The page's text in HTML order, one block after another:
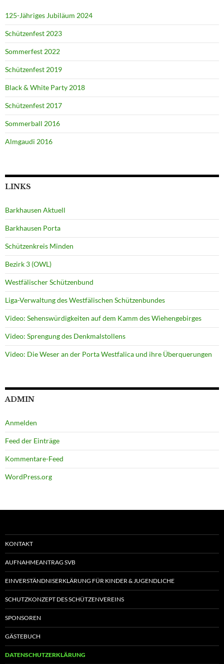
125-Jähriges Jubiläum 2024
Schützenfest 2023
Sommerfest 2022
Schützenfest 2019
Black & White Party 2018
Schützenfest 2017
Sommerball 2016
Almgaudi 2016
LINKS
Barkhausen Aktuell
Barkhausen Porta
Schützenkreis Minden
Bezirk 3 (OWL)
Westfälischer Schützenbund
Liga-Verwaltung des Westfälischen Schützenbundes
Video: Sehenswürdigkeiten auf dem Kamm des Wiehengebirges
Video: Sprengung des Denkmalstollens
Video: Die Weser an der Porta Westfalica und ihre Überquerungen
ADMIN
Anmelden
Feed der Einträge
Kommentare-Feed
WordPress.org
KONTAKT
AUFNAHMEANTRAG SVB
EINVERSTÄNDNISERKLÄRUNG FÜR KINDER & JUGENDLICHE
SCHUTZKONZEPT DES SCHÜTZENVEREINS
SPONSOREN
GÄSTEBUCH
DATENSCHUTZERKLÄRUNG